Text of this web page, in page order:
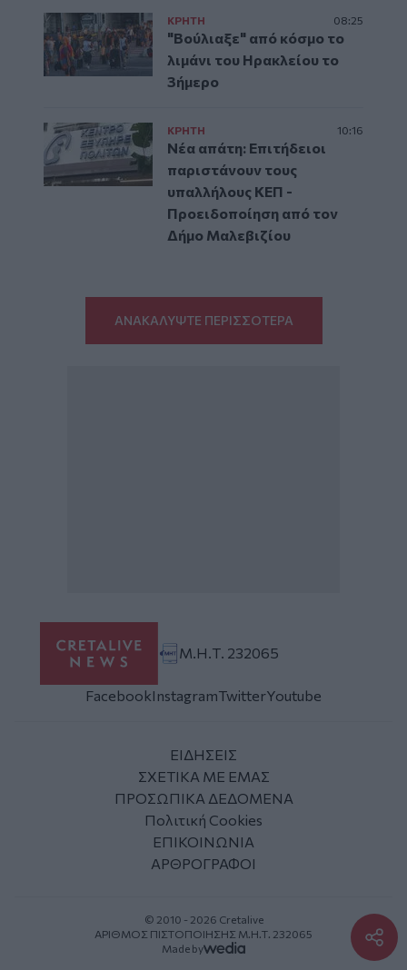
ΚΡΗΤΗ 08:25
"Βούλιαξε" από κόσμο το
λιμάνι του Ηρακλείου το
3ήμερο
ΚΡΗΤΗ 10:16
Νέα απάτη: Επιτήδειοι
παριστάνουν τους
υπαλλήλους ΚΕΠ -
Προειδοποίηση από τον
Δήμο Μαλεβιζίου
ΑΝΑΚΑΛΥΨΤΕ ΠΕΡΙΣΣΟΤΕΡΑ
Μ.Η.Τ. 232065
FacebookInstagramTwitterYoutube
ΕΙΔΗΣΕΙΣ
ΣΧΕΤΙΚΑ ΜΕ ΕΜΑΣ
ΠΡΟΣΩΠΙΚΑ ΔΕΔΟΜΕΝΑ
Πολιτική Cookies
ΕΠΙΚΟΙΝΩΝΙΑ
ΑΡΘΡΟΓΡΑΦΟΙ
© 2010 - 2026 Cretalive
ΑΡΙΘΜΟΣ ΠΙΣΤΟΠΟΙΗΣΗΣ Μ.Η.Τ. 232065
Made by